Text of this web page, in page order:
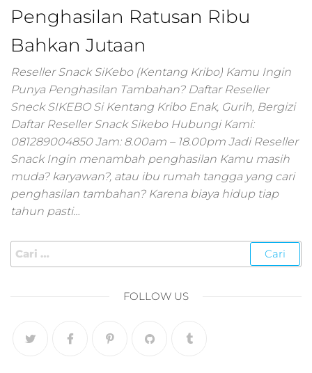
media,promosi
smm,media
digital,jasa digital
marketing
terbaik,marketing
online offline,jasa
digital marketing
murah,marketing
digital
page marketing
umkm,digital
marketing
digital
Penghasilan Ratusan Ribu
Bahkan Jutaan
Reseller Snack SiKebo (Kentang Kribo) Kamu Ingin
Punya Penghasilan Tambahan? Daftar Reseller
Sneck SIKEBO Si Kentang Kribo Enak, Gurih, Bergizi
Daftar Reseller Snack Sikebo Hubungi Kami:
081289004850 Jam: 8.00am – 18.00pm Jadi Reseller
Snack Ingin menambah penghasilan Kamu masih
muda? karyawan?, atau ibu rumah tangga yang cari
penghasilan tambahan? Karena biaya hidup tiap
tahun pasti…
FOLLOW US